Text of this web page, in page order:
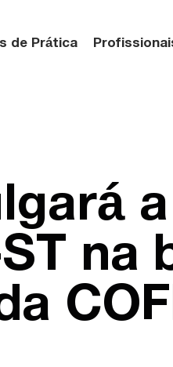
de Prática
na